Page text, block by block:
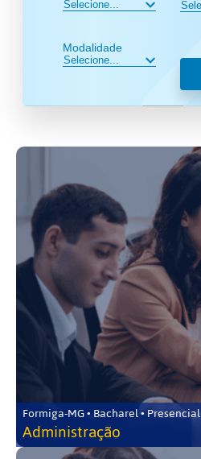
Modalidade
Formiga-MG • Bacharel • Presencial
Administração